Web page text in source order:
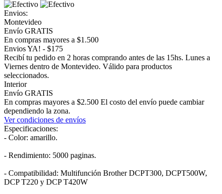
Envios:
Montevideo
Envío GRATIS
En compras mayores a $1.500
Envios YA! - $175
Recibí tu pedido en 2 horas comprando antes de las 15hs. Lunes a
Viernes dentro de Montevideo. Válido para productos
seleccionados.
Interior
Envío GRATIS
En compras mayores a $2.500 El costo del envío puede cambiar
dependiendo la zona.
Ver condiciones de envíos
Especificaciones:
- Color: amarillo.
- Rendimiento: 5000 paginas.
- Compatibilidad: Multifunción Brother DCPT300, DCPT500W,
DCP T220 y DCP T420W